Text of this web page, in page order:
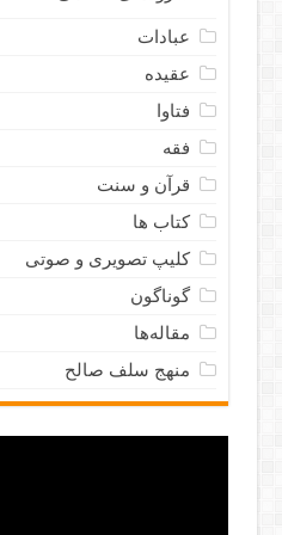
عبادات
عقیده
فتاوا
فقه
قرآن و سنت
کتاب ها
کلیپ تصویری و صوتی
گوناگون
مقاله‌ها
منهج سلف صالح